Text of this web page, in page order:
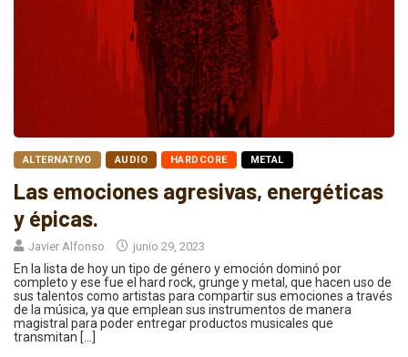
ALTERNATIVO AUDIO HARDCORE METAL
Las emociones agresivas, energéticas
y épicas.
Javier Alfonso junio 29, 2023
En la lista de hoy un tipo de género y emoción dominó por
completo y ese fue el hard rock, grunge y metal, que hacen uso de
sus talentos como artistas para compartir sus emociones a través
de la música, ya que emplean sus instrumentos de manera
magistral para poder entregar productos musicales que
transmitan […]